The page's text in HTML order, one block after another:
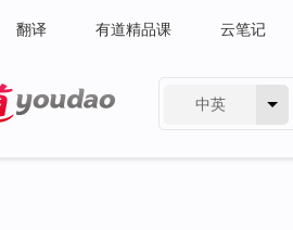
翻译 有道精品课 云笔记
中英